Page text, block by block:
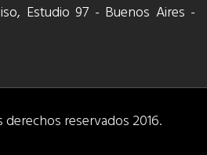
Estudio 97 - Buenos Aires -
reservados 2016.